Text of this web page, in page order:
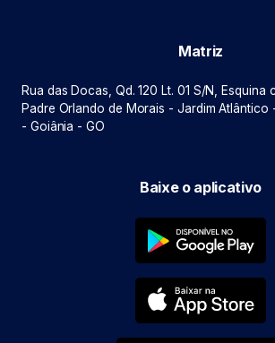
Matriz
Rua das Docas, Qd. 120 Lt. 01 S/N, Esquina
Padre Orlando de Morais - Jardim Atlântico
- Goiânia - GO
Baixe o aplicativo